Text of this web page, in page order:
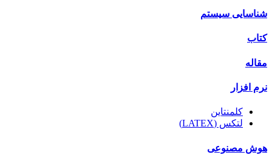
شناسایی سیستم
کتاب
مقاله
نرم افزار
کلمنتاین
لتکس (LATEX)
هوش مصنوعی